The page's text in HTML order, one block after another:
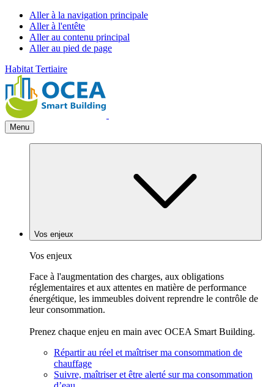
Aller à la navigation principale
Aller à l'entête
Aller au contenu principal
Aller au pied de page
Habitat Tertiaire
Menu
Vos enjeux
Vos enjeux
Face à l'augmentation des charges, aux obligations
réglementaires et aux attentes en matière de performance
énergétique, les immeubles doivent reprendre le contrôle de
leur consommation.
Prenez chaque enjeu en main avec OCEA Smart Building.
Répartir au réel et maîtriser ma consommation de
chauffage
Suivre, maîtriser et être alerté sur ma consommation